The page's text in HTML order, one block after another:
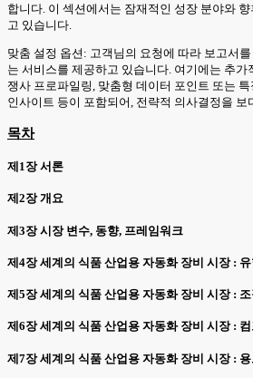
합니다. 이 섹션에서는 잠재적인 성장 분야와
고 있습니다.
맞춤 설정 옵션: 고객님의 요청에 따라 보고서
는 서비스를 제공하고 있습니다. 여기에는 추가
쟁사 프로파일링, 맞춤형 데이터 포인트 또는
인사이트 등이 포함되어, 전략적 의사결정을 보
목차
제1장 서론
제2장 개요
제3장 시장 변수, 동향, 프레임워크
제4장 세계의 식품 산업용 자동화 장비 시장 : 유
제5장 세계의 식품 산업용 자동화 장비 시장 : 조
제6장 세계의 식품 산업용 자동화 장비 시장 :
제7장 세계의 식품 산업용 자동화 장비 시장 :